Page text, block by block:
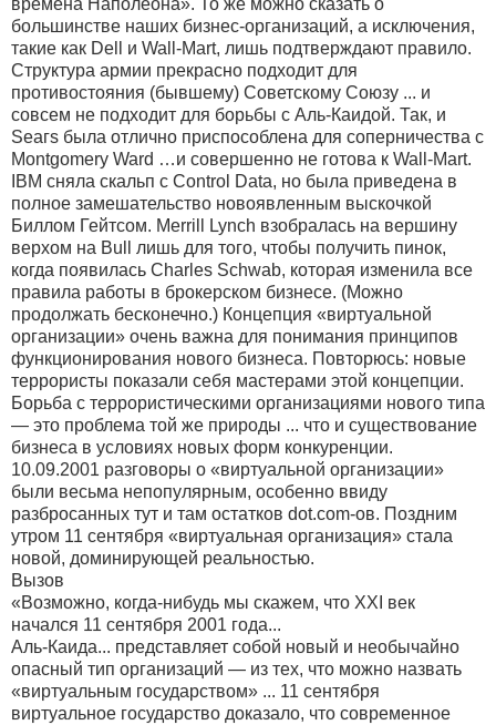
времена Наполеона». То же можно сказать о
большинстве наших бизнес-организаций, а исключения,
такие как Dell и Wall-Mart, лишь подтверждают правило.
Структура армии прекрасно подходит для
противостояния (бывшему) Советскому Союзу ... и
совсем не подходит для борьбы с Аль-Каидой. Так, и
Sеагs была отлично приспособлена для соперничества с
Montgomery Ward …и совершенно не готова к Wall-Mart.
IBM сняла скальп с Control Data, но была приведена в
полное замешательство новоявленным выскочкой
Биллом Гейтсом. Merrill Lynch взобралась на вершину
верхом на Bull лишь для того, чтобы получить пинок,
когда появилась Charles Schwab, которая изменила все
правила работы в брокерском бизнесе. (Можно
продолжать бесконечно.) Концепция «виртуальной
организации» очень важна для понимания принципов
функционирования нового бизнеса. Повторюсь: новые
террористы показали себя мастерами этой концепции.
Борьба с террористическими организациями нового типа
— это проблема той же природы ... что и существование
бизнеса в условиях новых форм конкуренции.
10.09.2001 разговоры о «виртуальной организации»
были весьма непопулярным, особенно ввиду
разбросанных тут и там остатков dot.com-ов. Поздним
утром 11 сентября «виртуальная организация» стала
новой, доминирующей реальностью.
Вызов
«Возможно, когда-нибудь мы скажем, что ХХI век
начался 11 сентября 2001 года...
Аль-Каида... представляет собой новый и необычайно
опасный тип организаций — из тех, что можно назвать
«виртуальным государством» ... 11 сентября
виртуальное государство доказало, что современное